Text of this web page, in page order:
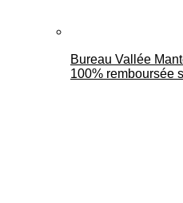
Bureau Vallée
100% remboursée